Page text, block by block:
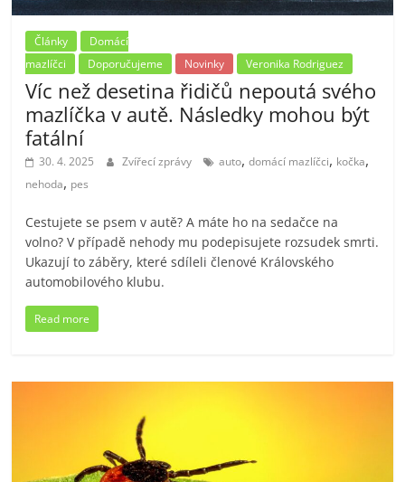
Články
Domácí
mazlíčci
Doporučujeme Novinky Veronika Rodriguez
Víc než desetina řidičů nepoutá svého
mazlíčka v autě. Následky mohou být
fatální
30. 4. 2025 Zvířecí zprávy auto,domácí mazlíčci, kočka,
nehoda, pes
Cestujete se psem v autě? A máte ho na sedačce na
volno? V případě nehody mu podepisujete rozsudek smrti.
Ukazují to záběry, které sdíleli členové Královského
automobilového klubu.
Read more